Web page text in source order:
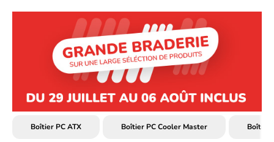
Boîtier PC ATX Boîtier PC Cooler Master Boîtier